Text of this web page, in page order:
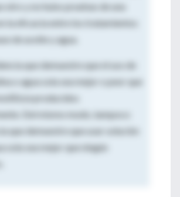
otro y no hubo pruebas de una
la eficacia entre los tratamientos
de aceite y agua.
que demuestre que el uso de
o agua sola sea mejor o peor que
producidos
Del mismo modo, tampoco
que demuestre que usar solución
sola sea mejor que ningún